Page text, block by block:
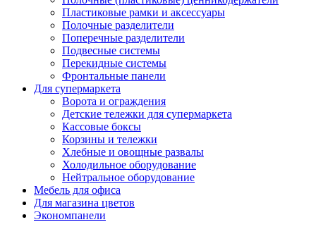
Пластиковые рамки и аксессуары
Полочные разделители
Поперечные разделители
Подвесные системы
Перекидные системы
Фронтальные панели
Для супермаркета
Ворота и ограждения
Детские тележки для супермаркета
Кассовые боксы
Корзины и тележки
Хлебные и овощные развалы
Холодильное оборудование
Нейтральное оборудование
Мебель для офиса
Для магазина цветов
Экономпанели